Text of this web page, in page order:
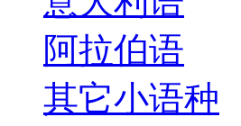
阿拉伯语
其它小语种